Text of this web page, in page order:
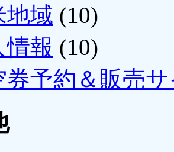
地域 (10)
情報 (10)
券予約＆販売